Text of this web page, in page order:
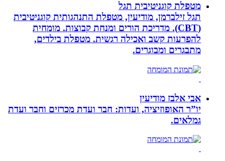
מטפלת קוגניטיבית תגל
תגל זילברמן, מודיעין, מטפלת התנהגותית קוגניטיבית
(CBT). מדריכת הורים ומנחת קבוצות. מומחית
להפרעות קשב ואכילה רגשית. מטפלת בילדים,
מתבגרים ומבוגרים.
אבי אלבז מודיעין
יו”ר האופוזיציה, ועדות: חבר ועדת מכרזים וחבר ועדת
גמלאים.